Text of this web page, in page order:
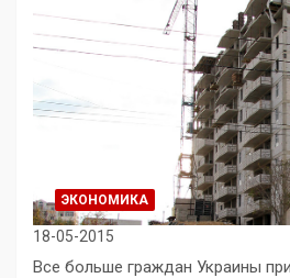
ЭКОНОМИКА
18-05-2015
Все больше граждан Украины